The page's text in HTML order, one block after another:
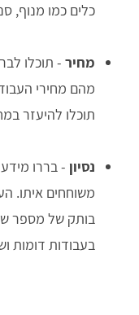
כלים כמו מנוף,
מחיר - תוכלו
מהם מחירי
תוכלו להיעזר
נסיון - בררו
משוחחים איתו.
בותק של מספר
בעבודות דומות